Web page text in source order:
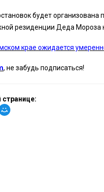
будет
резиденции Деда Мороза
крае ожидается
, не забудь подписаться!
странице: